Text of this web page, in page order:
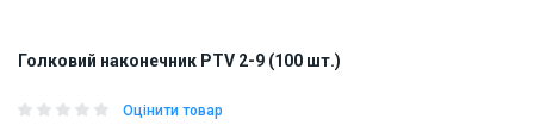
Голковий наконечник PTV 2-9 (100 шт.)
Оцінити товар